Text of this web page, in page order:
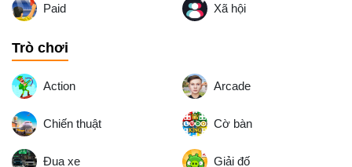
Paid Xã hội
Trò chơi
Action Arcade
Chiến thuật Cờ bàn
Đua xe Giải đố